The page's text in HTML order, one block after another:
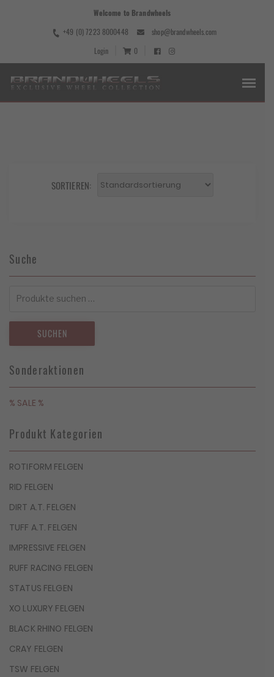
Welcome to Brandwheels
+49 (0) 7223 8000448
shop@brandwheels.com
Login
0
SORTIEREN:
Suche
nach:
SUCHEN
Sonderaktionen
% SALE %
Produkt Kategorien
ROTIFORM FELGEN
RID FELGEN
DIRT A.T. FELGEN
TUFF A.T. FELGEN
IMPRESSIVE FELGEN
RUFF RACING FELGEN
STATUS FELGEN
XO LUXURY FELGEN
BLACK RHINO FELGEN
CRAY FELGEN
TSW FELGEN